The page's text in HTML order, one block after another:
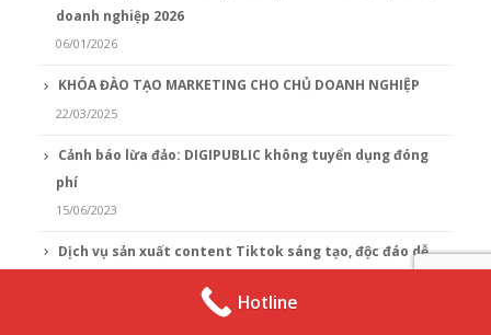
doanh nghiệp 2026
06/01/2026
KHÓA ĐÀO TẠO MARKETING CHO CHỦ DOANH NGHIỆP
22/03/2025
Cảnh báo lừa đảo: DIGIPUBLIC không tuyển dụng đóng
phí
15/06/2023
Dịch vụ sản xuất content Tiktok sáng tạo, độc đáo dễ
Hotline